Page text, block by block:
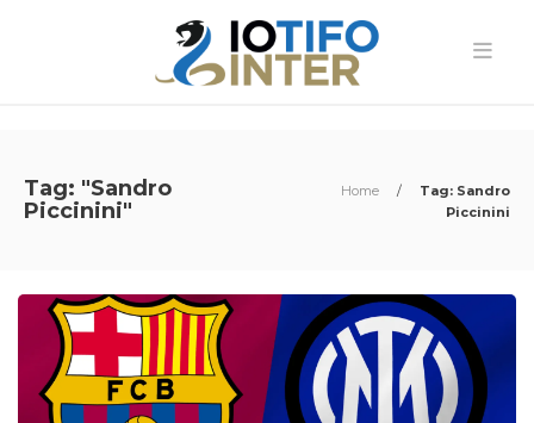
Tag: "Sandro
Piccinini"
Home /
Tag: Sandro
Piccinini